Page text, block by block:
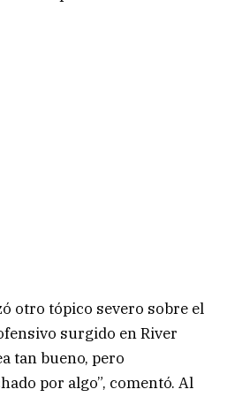
otro tópico severo sobre el
surgido en River
tan bueno, pero
por algo”, comentó. Al